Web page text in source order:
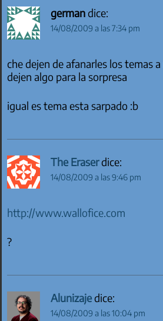
germandice:
14/08/2009 a las 7:34 pm
che dejen de afanarles los temas
dejen algo para la sorpresa
igual es tema esta sarpado :b
The Eraserdice:
14/08/2009 a las 9:46 pm
http://www.wallofice.com
?
Alunizajedice:
14/08/2009 a las 10:04 pm